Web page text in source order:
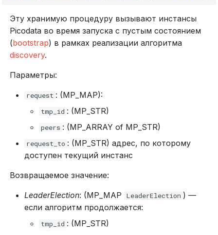
Эту хранимую процедуру вызывают инстансы
Picodata во время запуска с пустым состоянием
(bootstrap) в рамках реализации алгоритма
discovery.
Параметры:
request : (MP_MAP):
tmp_id : (MP_STR)
peers : (MP_ARRAY of MP_STR)
request_to : (MP_STR) адрес, по которому
доступен текущий инстанс
Возвращаемое значение:
LeaderElection: (MP_MAP LeaderElection ) —
если алгоритм продолжается:
tmp_id : (MP_STR)